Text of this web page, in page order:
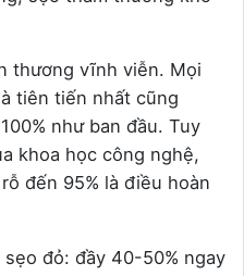
thương vĩnh viễn. Mọi
tiên tiến nhất cũng
như ban đầu. Tuy
khoa học công nghệ,
đến 95% là điều hoàn
đỏ: đầy 40-50% ngay